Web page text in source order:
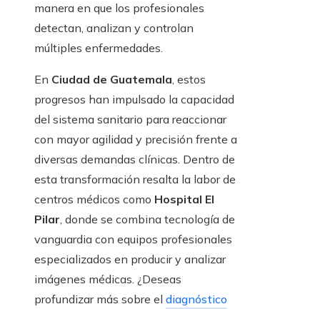
manera en que los profesionales
detectan, analizan y controlan
múltiples enfermedades.
En Ciudad de Guatemala, estos
progresos han impulsado la capacidad
del sistema sanitario para reaccionar
con mayor agilidad y precisión frente a
diversas demandas clínicas. Dentro de
esta transformación resalta la labor de
centros médicos como Hospital El
Pilar, donde se combina tecnología de
vanguardia con equipos profesionales
especializados en producir y analizar
imágenes médicas. ¿Deseas
profundizar más sobre el diagnóstico